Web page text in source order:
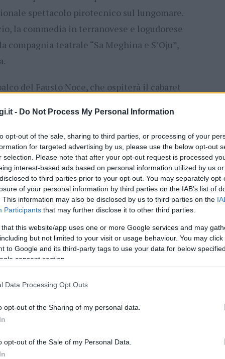
- Do Not Process My Personal Information
opt-out of the sale, sharing to third parties, or processing of your
for targeted advertising by us, please use the below opt-out
selection. Please note that after your opt-out request is processed
interest-based ads based on personal information utilized by us
to third parties prior to your opt-out. You may separately
of your personal information by third parties on the IAB’s list of
This information may also be disclosed by us to third parties on the
Participants that may further disclose it to other third parties.
that this website/app uses one or more Google services and may
but not limited to your visit or usage behaviour. You may
to Google and its third-party tags to use your data for below
consent section.
Data Processing Opt Outs
opt-out of the Sharing of my personal data.
opt-out of the Sale of my Personal Data.
spettacolo pirotecnico sul lungomare.
la commedia in terranovese e logudorese
compagnia teatrale “Sa Meghina e S’Oju”,
del Fausto Noce, che ospiterà il cabaret
onore del patrono, mentre alle 18,
gruppi folk, si terrà la processione
musicali e gruppi folk.
San Simplicio ci sarà una gara di poesia
Fausto Noce lo spettacolo di Giuliano
delle cozze cucinate alla marinara, alle
22 appuntamento con la musica di Fabrizio
Bianca si terrà la benedizione dei
della 22esima edizione del Palio
del concerto corale di musica